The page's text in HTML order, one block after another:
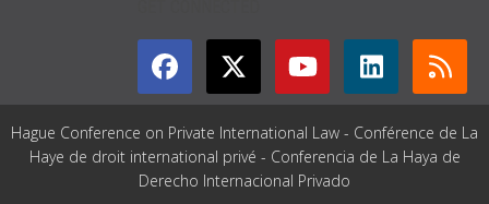
Hague Conference on Private International Law - Conférence de La
Haye de droit international privé - Conferencia de La Haya de
Derecho Internacional Privado